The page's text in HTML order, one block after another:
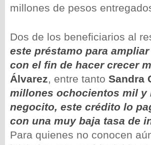
millones de pesos
Dos de los beneficiarios al
este préstamo para
con el fin de hacer crecer
Álvarez, entre tanto Sandra
millones ochocientos mil y
negocito, este crédito lo
con una muy baja tasa de
Para quienes no conocen